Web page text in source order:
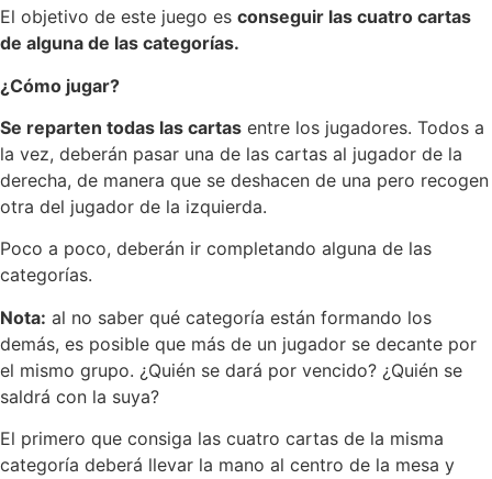
El objetivo de este juego es conseguir las cuatro cartas
de alguna de las categorías.
¿Cómo jugar?
Se reparten todas las cartas entre los jugadores. Todos a
la vez, deberán pasar una de las cartas al jugador de la
derecha, de manera que se deshacen de una pero recogen
otra del jugador de la izquierda.
Poco a poco, deberán ir completando alguna de las
categorías.
Nota: al no saber qué categoría están formando los
demás, es posible que más de un jugador se decante por
el mismo grupo. ¿Quién se dará por vencido? ¿Quién se
saldrá con la suya?
El primero que consiga las cuatro cartas de la misma
categoría deberá llevar la mano al centro de la mesa y